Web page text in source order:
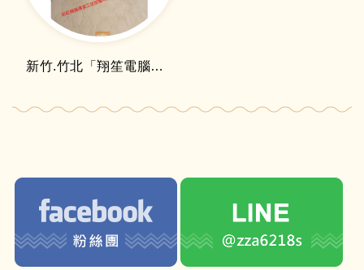
新竹.竹北「翔笙電腦」床墊清洗